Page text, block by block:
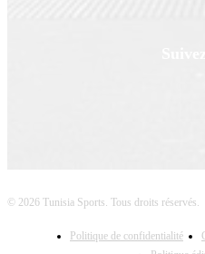
© 2026 Tunisia Sports. Tous droits réservés.
Politique de confidentialité